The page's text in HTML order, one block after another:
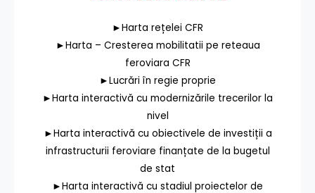
►Harta rețelei CFR
►Harta – Cresterea mobilitatii pe reteaua
feroviara CFR
►Lucrări în regie proprie
►Harta interactivă cu modernizările trecerilor la
nivel
►Harta interactivă cu obiectivele de investiții a
infrastructurii feroviare finanțate de la bugetul
de stat
►Harta interactivă cu stadiul proiectelor de